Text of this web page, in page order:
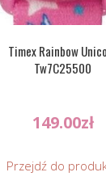
Timex Rainbow
Tw7C25500
149.00zł
Przejdź do